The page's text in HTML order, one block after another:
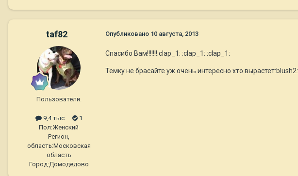
taf82
Пользователи.
9,4 тыс
1
Пол:Женский
Регион,
область:Московская
область
Город:Домодедово
Опубликовано 10 августа, 2013
Спасибо Вам!!!!!!!:clap_1: :clap_1: :clap_1:
Темку не брасайте уж очень интересно хто вырастет:blush2: